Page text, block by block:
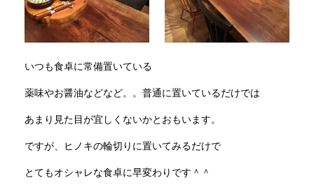
いつも食卓に常備置いている
薬味やお醤油などなど。。普通に置いているだけでは
あまり見た目が宜しくないかとおもいます。
ですが、ヒノキの輪切りに置いてみるだけで
とてもオシャレな食卓に早変わりです＾＾